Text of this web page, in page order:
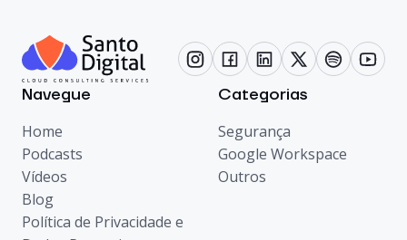
Navegue
Home
Podcasts
Vídeos
Blog
Política de Privacidade e
Categorias
Segurança
Google Workspace
Outros